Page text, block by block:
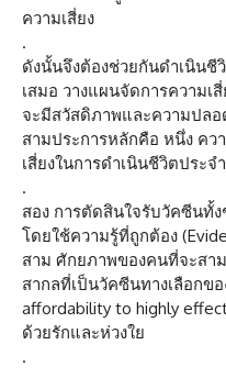
ความเสี่ยง
.
ดังนั้นจึงต้องช่วยกันดำเนิน
เสมอ วางแผนจัดการความ
จะมีสวัสดิภาพและความปล
สามประการหลักคือ หนึ่ง คว
เสี่ยงในการดำเนินชีวิตประจ
.
สอง การตัดสินใจรับวัคซีนทั้
โดยใช้ความรู้ที่ถูกต้อง
สาม ศักยภาพของคนที่จะสา
สากลที่เป็นวัคซีนทางเลือกข
affordability to highly
ด้วยรักและห่วงใย
.